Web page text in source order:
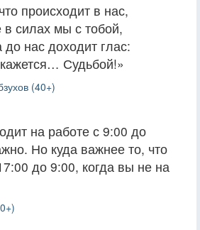
происходит в нас,
в силах мы с тобой,
нас доходит глас:
Судьбой!»
(40+)
на работе с 9:00 до
Но куда важнее то, что
до 9:00, когда вы не на